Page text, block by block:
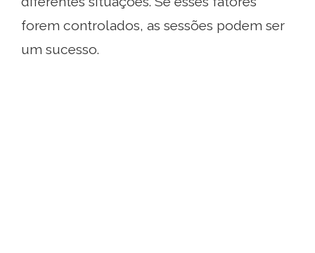
forem controlados, as sessões podem ser
um sucesso.